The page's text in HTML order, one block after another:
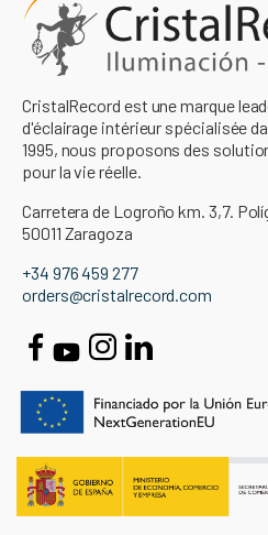
CristalRecord est une marque
d'éclairage intérieur spécialisée
1995, nous proposons des
pour la vie réelle.
Carretera de Logroño km. 3,7.
50011 Zaragoza
+34 976 459 277
orders@cristalrecord.com